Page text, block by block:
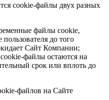
cookie-файлы двух разных
файлы cookie,
пользователя до того
Сайт Компании;
файлы остаются на
срок или вплоть до
файлов на Сайте